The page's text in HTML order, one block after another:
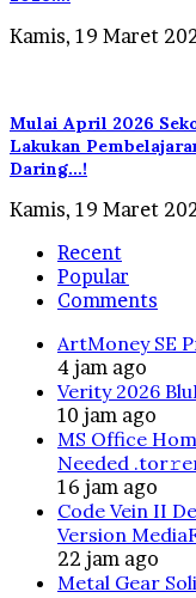
Kamis, 19 Maret
Mulai April 2026
Lakukan
Daring…!
Kamis, 19 Maret
Recent
Popular
Comments
ArtMoney SE
4 jam ago
Verity 2026
10 jam ago
MS Office
Needed
16 jam ago
Code Vein II
Version
22 jam ago
Metal Gear